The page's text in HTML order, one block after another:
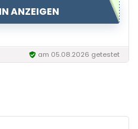
ANZEIGEN
am 05.08.2026 getestet